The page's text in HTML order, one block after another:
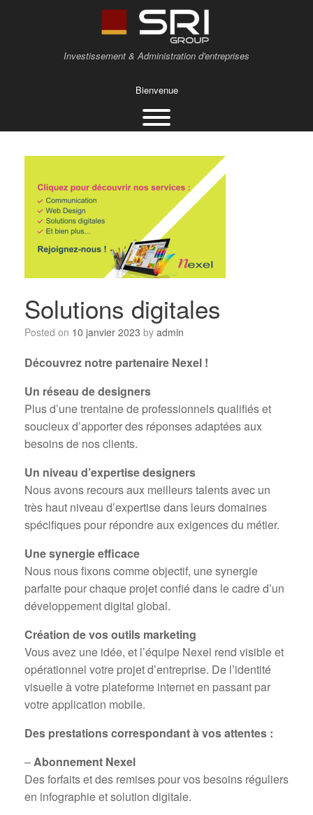
Investissement & Administration d'entreprises
Bienvenue
Solutions digitales
Posted on 10 janvier 2023 by admin
Découvrez notre partenaire Nexel !
Un réseau de designers
Plus d’une trentaine de professionnels qualifiés et
soucieux d’apporter des réponses adaptées aux
besoins de nos clients.
Un niveau d’expertise designers
Nous avons recours aux meilleurs talents avec un
très haut niveau d’expertise dans leurs domaines
spécifiques pour répondre aux exigences du métier.
Une synergie efficace
Nous nous fixons comme objectif, une synergie
parfaite pour chaque projet confié dans le cadre d’un
développement digital global.
Création de vos outils marketing
Vous avez une idée, et l’équipe Nexel rend visible et
opérationnel votre projet d’entreprise. De l’identité
visuelle à votre plateforme internet en passant par
votre application mobile.
Des prestations correspondant à vos attentes :
–Abonnement Nexel
Des forfaits et des remises pour vos besoins réguliers
en infographie et solution digitale.